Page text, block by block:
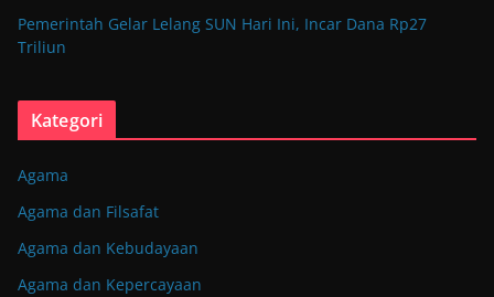
Pemerintah Gelar Lelang SUN Hari Ini, Incar Dana Rp27
Triliun
Kategori
Agama
Agama dan Filsafat
Agama dan Kebudayaan
Agama dan Kepercayaan